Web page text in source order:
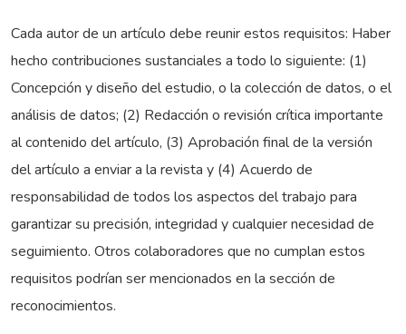
Cada autor de un artículo debe reunir estos requisitos: Haber
hecho contribuciones sustanciales a todo lo siguiente: (1)
Concepción y diseño del estudio, o la colección de datos, o el
análisis de datos; (2) Redacción o revisión crítica importante
al contenido del artículo, (3) Aprobación final de la versión
del artículo a enviar a la revista y (4) Acuerdo de
responsabilidad de todos los aspectos del trabajo para
garantizar su precisión, integridad y cualquier necesidad de
seguimiento. Otros colaboradores que no cumplan estos
requisitos podrían ser mencionados en la sección de
reconocimientos.